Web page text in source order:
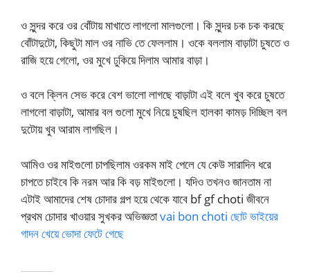
ও সুন্দর করে ওর বোঁটায় মাখাতে লাগলো মালগুলো। কি সুন্দর চক চক করছে
বোঁটাদুটো, কিছুটা মাল ওর নাভি তে ফেললাম। ওকে বললাম বাড়াটা চুষতে ও
রাজি হয়ে গেলো, ওর মুখে ঢুকিয়ে দিলাম আমার বাড়া।
ও বলে ক্লিন সেভ করে বেশ ভালো লাগছে বাড়াটা এই বলে খুব করে চুষতে
লাগলো বাড়াটা, আমার বল গুলো মুখে নিয়ে চুষছিল হালকা কামড় দিচ্ছিল বল
দুটোয় খুব আরাম লাগছিল।
আমিও ওর মাইগুলো চাপছিলাম ওরকম মাই পেলে যে কেউ সারাদিন ধরে
চাপতে চাইবে কি নরম আর কি বড় মাইগুলো। যদিও তখনও জানতাম না
এটাই আমাদের শেষ চোদার গল্প হয়ে থেকে যাবে bf gf choti জীবনে
প্রথম চোদার খাওয়ার সুখকর অভিজ্ঞতাvai bon choti ছোট ভাইয়ের
গাদন খেয়ে ভোদা ফেটে গেছে